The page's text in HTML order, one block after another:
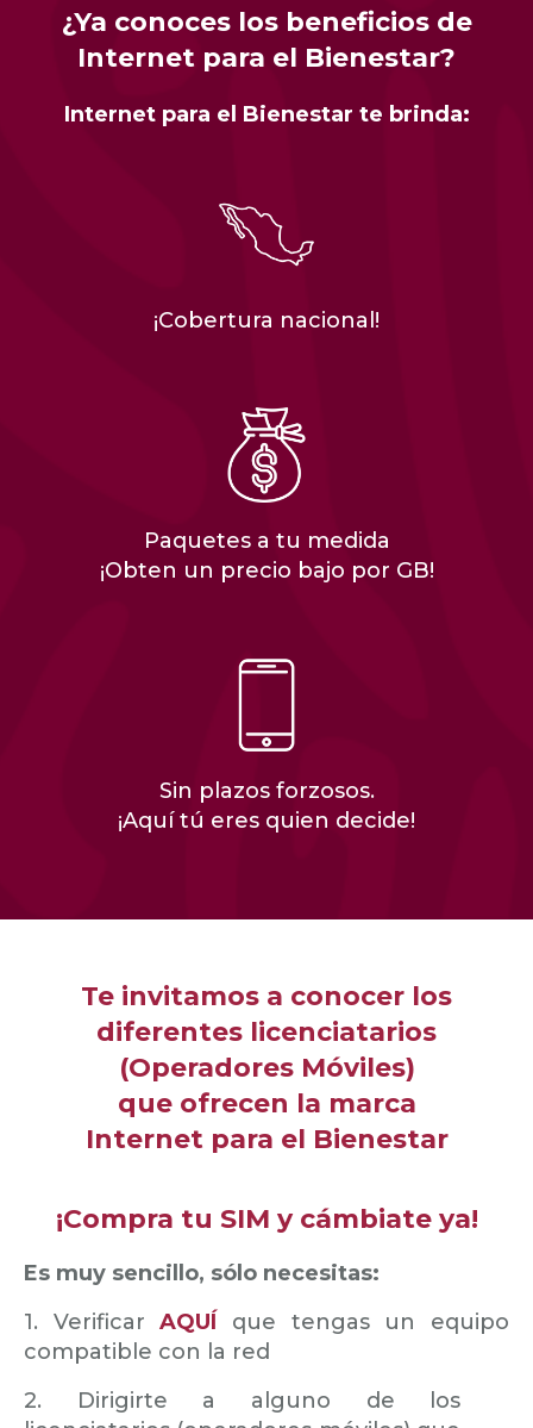
¿Ya conoces los beneficios de
Internet para el Bienestar?
Internet para el Bienestar te brinda:
¡Cobertura nacional!
Paquetes a tu medida
¡Obten un precio bajo por GB!
Sin plazos forzosos.
¡Aquí tú eres quien decide!
Te invitamos a conocer los
diferentes licenciatarios
(Operadores Móviles)
que ofrecen la marca
Internet para el Bienestar
¡Compra tu SIM y cámbiate ya!
Es muy sencillo, sólo necesitas:
1. VerificarAQUÍ que tengas un equipo
compatible con la red
2. Dirigirte a alguno de los